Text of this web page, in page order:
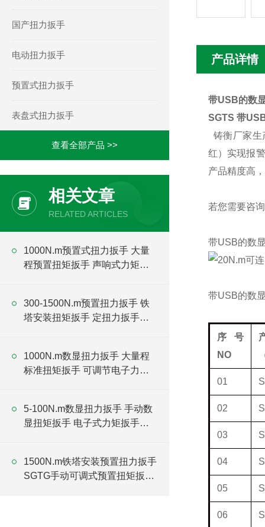
国产扭力扳手
电动扭力扳手
预置式扭力扳手
表盘式扭力扳手
查看全部产品 >>
相关文章
RELATED ARTICLES
1000N.m预置式扭力扳手 大量
程预置扭矩扳手 声响式力矩扳
300-1500N.m预置扭力扳手 铁
塔安装扭矩扳手 定扭力扳手厂
1000N.m数显扭力扳手 大量程
标准扭矩扳手 可调节电子力矩
5-100N.m数显扭力扳手 手动数
显扭矩扳手 电子式力矩扳手厂
1500N.m铁塔安装预置扭力扳手
SGTG手动可调式预置扭矩扳手
产品详情
带USB的数
SGTS 带
铸衡厂家生
红）实现报
产品精度高
若您需要咨
带USB的数
带USB的数
序号
NO
01
02
03
04
05
06